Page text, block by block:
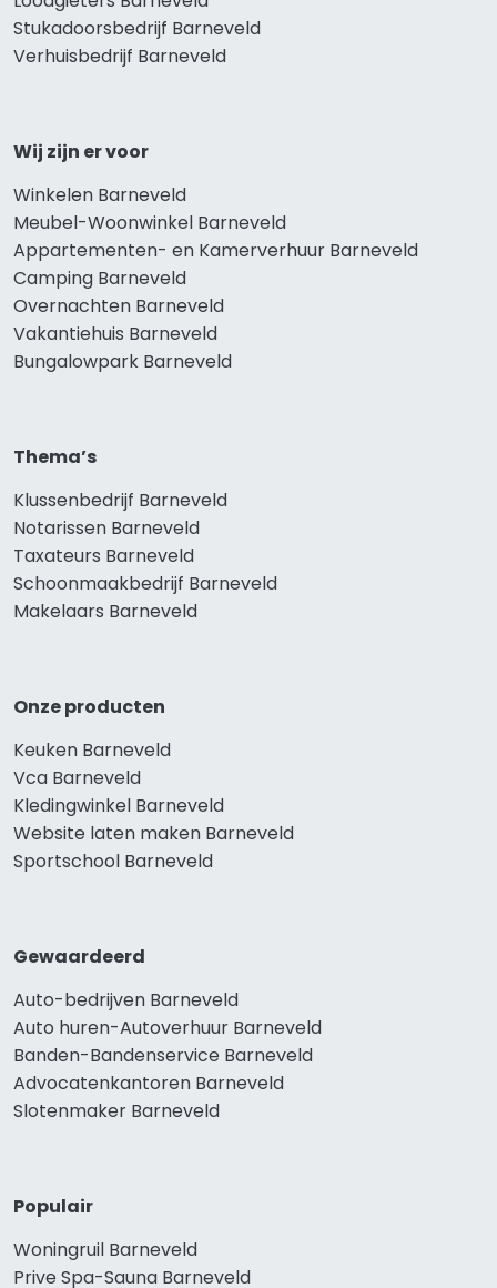
Stukadoorsbedrijf Barneveld
Verhuisbedrijf Barneveld
Wij zijn er voor
Winkelen Barneveld
Meubel-Woonwinkel Barneveld
Appartementen- en Kamerverhuur Barneveld
Camping Barneveld
Overnachten Barneveld
Vakantiehuis Barneveld
Bungalowpark Barneveld
Thema’s
Klussenbedrijf Barneveld
Notarissen Barneveld
Taxateurs Barneveld
Schoonmaakbedrijf Barneveld
Makelaars Barneveld
Onze producten
Keuken Barneveld
Vca Barneveld
Kledingwinkel Barneveld
Website laten maken Barneveld
Sportschool Barneveld
Gewaardeerd
Auto-bedrijven Barneveld
Auto huren-Autoverhuur Barneveld
Banden-Bandenservice Barneveld
Advocatenkantoren Barneveld
Slotenmaker Barneveld
Populair
Woningruil Barneveld
Prive Spa-Sauna Barneveld